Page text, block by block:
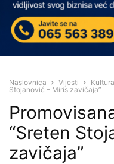
Naslovnica Vijesti Kultura
Stojanović – Miris zavičaja”
“Sreten
zavičaja”